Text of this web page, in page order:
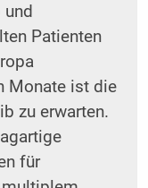
Patienten
Monate ist die
zu erwarten.
für